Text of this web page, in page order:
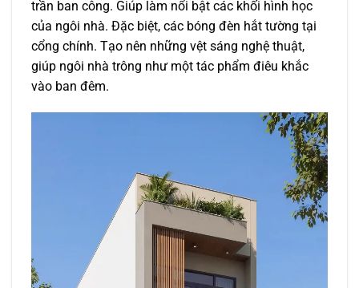
trần ban công. Giúp làm nổi bật các khối hình học
của ngôi nhà. Đặc biệt, các bóng đèn hắt tường tại
cổng chính. Tạo nên những vệt sáng nghệ thuật,
giúp ngôi nhà trông như một tác phẩm điêu khắc
vào ban đêm.